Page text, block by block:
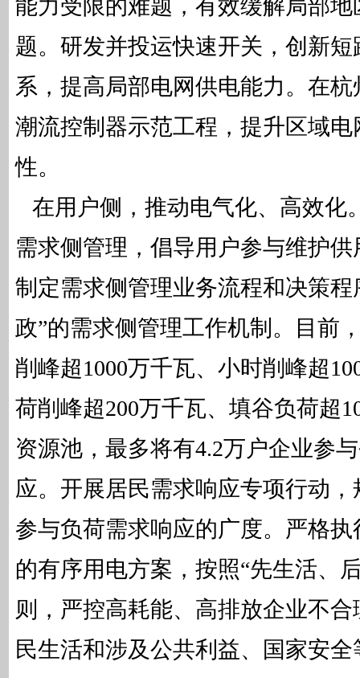
能力受限的难题，有效缓解局部
题。研发并投运快速开关，创新
系，提高局部电网供电能力。在
潮流控制器示范工程，提升区域
性。
在用户侧，推动电气化、高效化
需求侧管理，倡导用户参与维护
制定需求侧管理业务流程和决策程
政”的需求侧管理工作机制。目前
削峰超1000万千瓦、小时削峰超
荷削峰超200万千瓦、填谷负荷超
资源池，最多将有4.2万户企业参
应。开展居民需求响应专项行动
参与负荷需求响应的广度。严格
的有序用电方案，按照“先生活、
则，严控高耗能、高排放企业不
民生活和涉及公共利益、国家安